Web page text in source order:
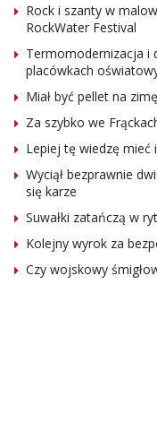
Rock i szanty w
RockWater Festival
Termomodernizacja i
placówkach
Miał być pellet na
Za szybko we
Lepiej tę wiedzę mieć
Wyciął bezprawnie
się karze
Suwałki zatańczą w
Kolejny wyrok za
Czy wojskowy